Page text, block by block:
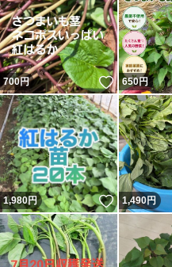
700円 いいね！
650円
1,980円 いいね！
1,490円